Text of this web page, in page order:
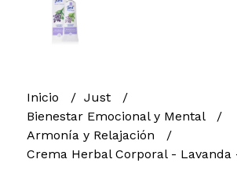
Inicio
Just
Bienestar Emocional y Mental
Armonía y Relajación
Crema Herbal Corporal -